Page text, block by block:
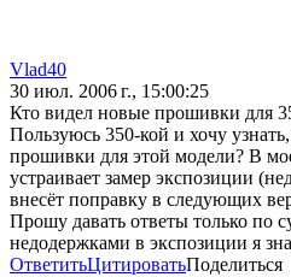
Vlad40
30 июл. 2006 г., 15:00:25
Кто видел новые прошивки для
Пользуюсь 350-кой и хочу
прошивки для этой модели? В
устраивает замер экспозиции
внесёт поправку в следующих
Прошу давать ответы только по
недодержками в экспозиции я
ОтветитьЦитироватьПоделиться